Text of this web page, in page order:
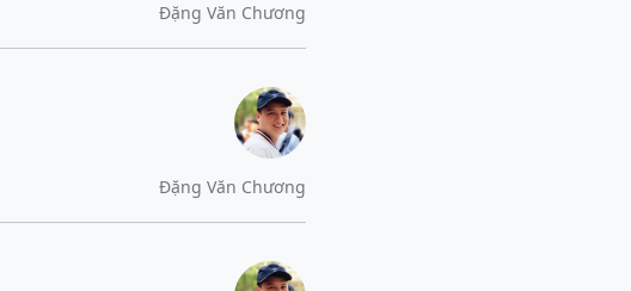
Đặng Văn Chương
Đặng Văn Chương